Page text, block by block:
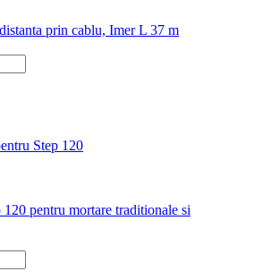
prin cablu, Imer L 37 m
Step 120
pentru mortare traditionale si